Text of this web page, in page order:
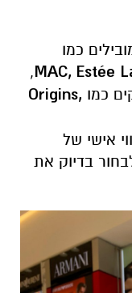
כמו
MAC, Estée
,
כמו Origins,
אישי של
בדיוק את